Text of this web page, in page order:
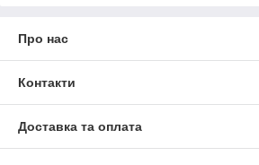
Про нас
Контакти
Доставка та оплата